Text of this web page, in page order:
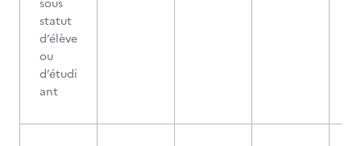
sous
statut
d’élève
ou
d’étudi
ant